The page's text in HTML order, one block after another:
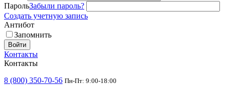
ПарольЗабыли пароль?
Создать учетную запись
Антибот
Запомнить
Войти
Контакты
Контакты
8 (800) 350-70-56 Пн-Пт: 9:00-18:00